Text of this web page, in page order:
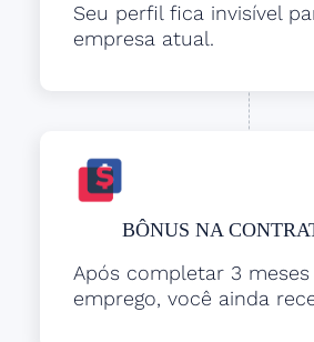
Seu perfil fica invisível
empresa atual.
BÔNUS NA
Após completar 3
emprego, você ainda